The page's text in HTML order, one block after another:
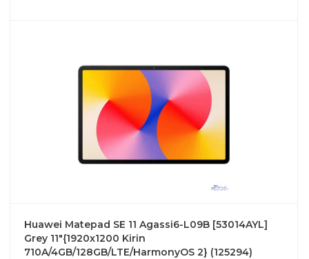
Huawei Matepad SE 11 Agassi6-L09B [53014AYL]
Grey 11"{1920x1200 Kirin
710A/4GB/128GB/LTE/HarmonyOS 2} (125294)